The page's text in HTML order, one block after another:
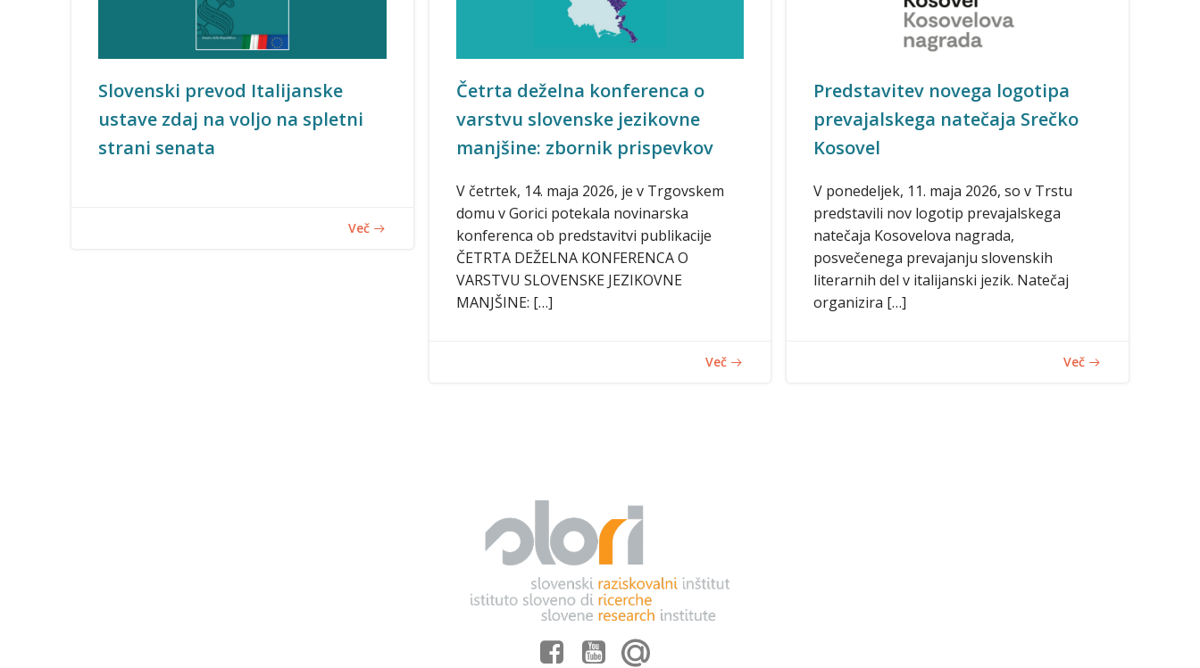
Slovenski prevod Italijanske
ustave zdaj na voljo na spletni
strani senata
Več
Četrta deželna konferenca o
varstvu slovenske jezikovne
manjšine: zbornik prispevkov
V četrtek, 14. maja 2026, je v Trgovskem
domu v Gorici potekala novinarska
konferenca ob predstavitvi publikacije
ČETRTA DEŽELNA KONFERENCA O
VARSTVU SLOVENSKE JEZIKOVNE
MANJŠINE: […]
Več
Predstavitev novega logotipa
prevajalskega natečaja Srečko
Kosovel
V ponedeljek, 11. maja 2026, so v Trstu
predstavili nov logotip prevajalskega
natečaja Kosovelova nagrada,
posvečenega prevajanju slovenskih
literarnih del v italijanski jezik. Natečaj
organizira […]
Več